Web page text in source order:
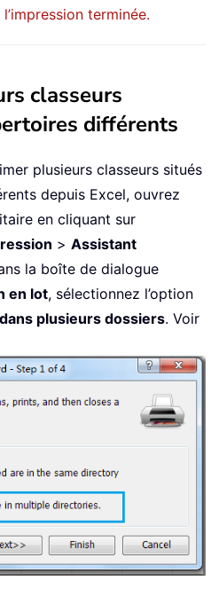
terminée.
classeurs
différents
plusieurs classeurs situés
depuis Excel, ouvrez
en cliquant sur
> Assistant
la boîte de dialogue
en lot, sélectionnez l’option
plusieurs dossiers. Voir